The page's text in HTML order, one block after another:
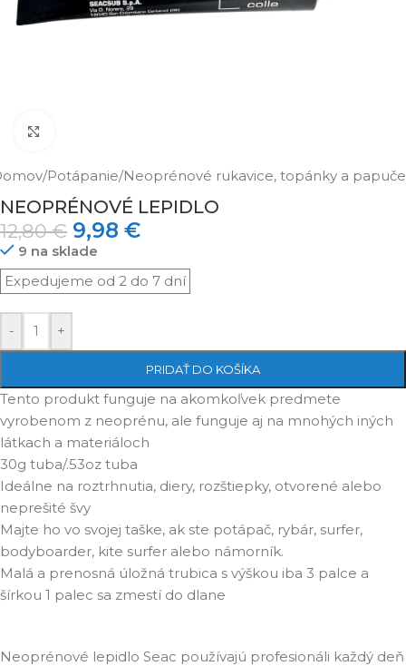
/Potápanie/Neoprénové rukavice, topánky a papuče
NEOPRÉNOVÉ LEPIDLO
12,80€ 9,98 €
9 na sklade
- +
PRIDAŤ DO KOŠÍKA
Tento produkt funguje na akomkoľvek predmete
vyrobenom z neoprénu, ale funguje aj na mnohých iných
látkach a materiáloch
30g tuba/.53oz tuba
Ideálne na roztrhnutia, diery, rozštiepky, otvorené alebo
neprešité švy
Majte ho vo svojej taške, ak ste potápač, rybár, surfer,
bodyboarder, kite surfer alebo námorník.
Malá a prenosná úložná trubica s výškou iba 3 palce a
šírkou 1 palec sa zmestí do dlane
Neoprénové lepidlo Seac používajú profesionáli každý deň